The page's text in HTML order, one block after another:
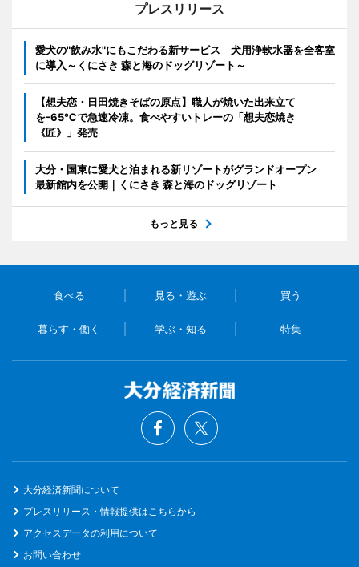
プレスリリース
愛犬の"飲み水"にもこだわる新サービス 犬用浄軟水器を全客室
に導入～くにさき 森と海のドッグリゾート～
【想夫恋・日田焼きそばの原点】職人が焼いた出来立て
を-65℃で急速冷凍。食べやすいトレーの「想夫恋焼き
《匠》」発売
大分・国東に愛犬と泊まれる新リゾートがグランドオープン
最新館内を公開｜くにさき 森と海のドッグリゾート
もっと見る
食べる 見る・遊ぶ 買う
暮らす・働く 学ぶ・知る 特集
大分経済新聞について
プレスリリース・情報提供はこちらから
アクセスデータの利用について
お問い合わせ